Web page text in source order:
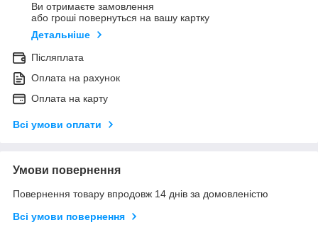
Ви отримаєте замовлення
або гроші повернуться на вашу картку
Детальніше
Післяплата
Оплата на рахунок
Оплата на карту
Всі умови оплати
Умови повернення
Повернення товару впродовж 14 днів за домовленістю
Всі умови повернення